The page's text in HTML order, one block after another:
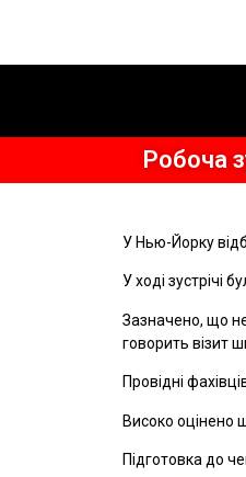
Робоча
У Нью-Йорку
У ході зустрічі
Зазначено, що
говорить візит
Провідні
Високо оцінено
Підготовка до